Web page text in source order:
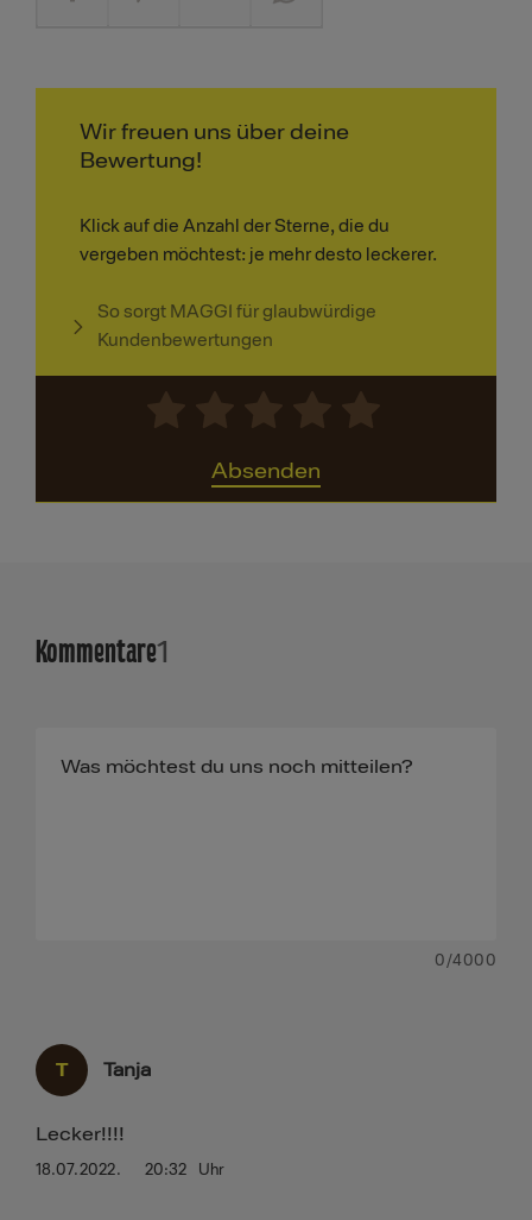
Wir freuen uns über deine
Bewertung!
Klick auf die Anzahl der Sterne, die du
vergeben möchtest: je mehr desto leckerer.
So sorgt MAGGI für glaubwürdige
Kundenbewertungen
Absenden
Kommentare1
0 /4000
T Tanja
18.07.2022. 20:32 Uhr
Lecker!!!!